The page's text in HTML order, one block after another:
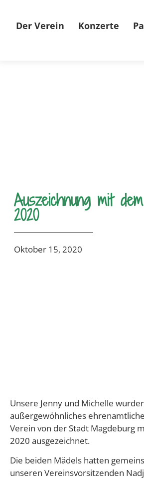
Der Verein Konzerte
Auszeichnung mit
2020
Oktober 15, 2020
Unsere Jenny und Michelle
außergewöhnliches
Verein von der Stadt Magdeburg
2020 ausgezeichnet.
Die beiden Mädels hatten
unseren Vereinsvorsitzenden